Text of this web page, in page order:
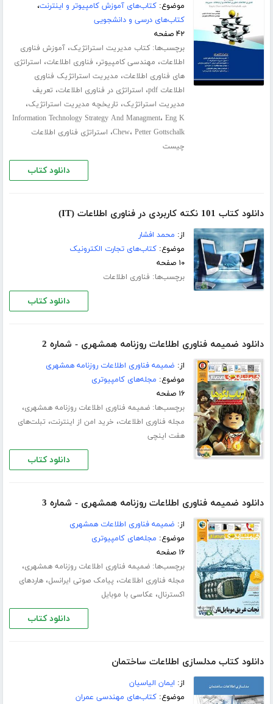
موضوع:کتاب‌های آموزش کامپیوتر و اینترنت،
کتاب‌های درسی و دانشجویی
۴۲ صفحه
برچسب‌ها:کتاب مدیریت استراتژیک،آموزش فناوری
اطلاعات، مهندسی کامپیوتر، فناوری اطلاعات، استراتژی
های فناوری اطلاعات، مدیریت استراتژیک فناوری
اطلاعات pdf
، استراتژی در فناوری اطلاعات، تعریف
مدیریت استراتژیک، تاریخچه مدیریت استراتژیک،
Information Technology Strategy And Managment، Eng K
Chew، Petter Gottschalk ، استراتژی فناوری اطلاعات
چیست
دانلود کتاب
دانلود کتاب 101 نکته کاربردی در فناوری اطلاعات (IT)
از: محمد افشار
موضوع:کتاب‌های تجارت الکترونیک
۱۰ صفحه
برچسب‌ها: فناوری اطلاعات
دانلود کتاب
دانلود ضمیمه فناوری اطلاعات روزنامه همشهری - شماره 2
از: ضمیمه فناوری اطلاعات روزنامه همشهری
موضوع: مجله‌های کامپیوتری
۱۶ صفحه
برچسب‌ها:ضمیمه فناوری اطلاعات روزنامه همشهری،
مجله فناوری اطلاعات، خرید امن از اینترنت، تبلت‌های
هفت اینچی
دانلود کتاب
دانلود ضمیمه فناوری اطلاعات روزنامه همشهری - شماره 3
از: ضمیمه فناوری اطلاعات همشهری
موضوع: مجله‌های کامپیوتری
۱۶ صفحه
برچسب‌ها:ضمیمه فناوری اطلاعات روزنامه همشهری،
مجله فناوری اطلاعات، پیامک صوتی ایرانسل،هاردهای
اکسترنال، عکاسی با موبایل
دانلود کتاب
دانلود کتاب مدلسازی اطلاعات ساختمان
از: ایمان الیاسیان
موضوع:کتاب‌های مهندسی عمران